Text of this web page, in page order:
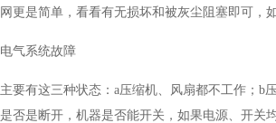
网更是简单，看看有无损坏和被灰尘阻塞即可，如
电气系统故障
主要有这三种状态：a压缩机、风扇都不工作
是否是断开，机器是否能开关，如果电源